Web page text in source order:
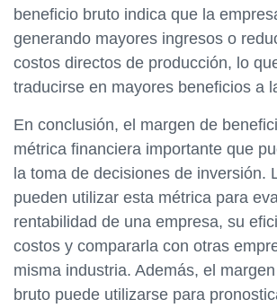
beneficio bruto indica que la
generando mayores ingresos o
costos directos de producción, lo
traducirse en mayores beneficios a
En conclusión, el margen de
métrica financiera importante que
la toma de decisiones de inversión.
pueden utilizar esta métrica para
rentabilidad de una empresa, su
costos y compararla con otras
misma industria. Además, el
bruto puede utilizarse para